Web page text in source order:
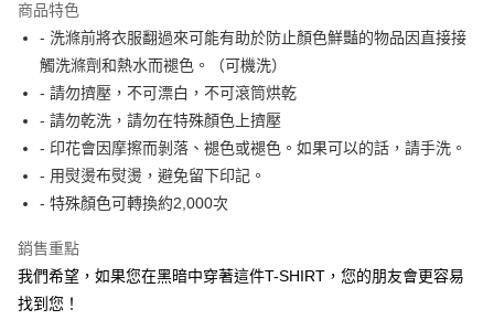
合作金庫商業銀行
華南商業銀行
彰化商業銀行
上海商業儲蓄銀行
台北富邦商業銀行
國泰世華商業銀行
兆豐國際商業銀行
臺灣中小企業銀行
台中商業銀行
匯豐（台灣）商業銀行
華泰商業銀行
聯邦商業銀行
遠東國際商業銀行
元大商業銀行
玉山商業銀行
台灣樂天信用卡公司
6 期 0 利率 每期
華南商業銀行
彰化商業銀行
上海商業儲蓄銀行
台北富邦商業銀行
國泰世華商業銀行
兆豐國際商業銀行
臺灣中小企業銀行
台中商業銀行
匯豐（台灣）商業銀行
聯邦商業銀行
元大商業銀行
玉山商業銀行
台灣樂天信用卡公司
LINE Pay
Apple Pay
ATM付款
運送方式
每筆NT$80，滿NT$1,000(含以上)免運費
付款後7-11取貨
商品特色
- 洗滌前將衣服翻過來可能有助於防止顏色鮮豔的物品因直接接
觸洗滌劑和熱水而褪色。（可機洗）
- 請勿擠壓，不可漂白，不可滾筒烘乾
- 請勿乾洗，請勿在特殊顏色上擠壓
- 印花會因摩擦而剝落、褪色或褪色。如果可以的話，請手洗。
- 用熨燙布熨燙，避免留下印記。
- 特殊顏色可轉換約2,000次
銷售重點
我們希望，如果您在黑暗中穿著這件T-SHIRT，您的朋友會更容易
找到您！